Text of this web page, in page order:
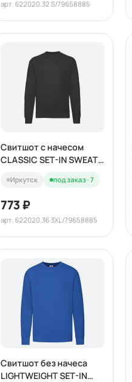
арт. 622020.32 S/79658885
Свитшот с начесом
CLASSIC SET-IN SWEAT
Иркутск под заказ · 7
773 ₽
арт. 622020.36 3XL/79658885
Свитшот без начеса
LIGHTWEIGHT SET-IN